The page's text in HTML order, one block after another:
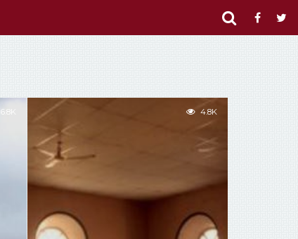
6.8K 4.8K